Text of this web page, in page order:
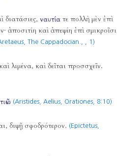
διατάσιες, ναυτία τε πολλὴ μὲν ἐπὶ
ἀποσιτίη καὶ ἀπεψίη ἐπὶ σμικροῖσι
The Cappadocian., 1)
λιμένα, καὶ δεῖται προσσχεῖν.
. (Aristides, Aelius, Orationes, 8:10)
διψῇ σφοδρότερον. (Epictetus,